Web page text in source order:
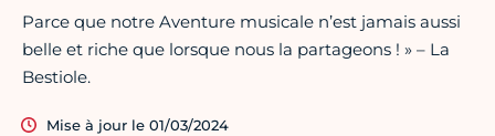
Parce que notre Aventure musicale n’est jamais aussi
belle et riche que lorsque nous la partageons ! » – La
Bestiole.
Mise à jour le 01/03/2024